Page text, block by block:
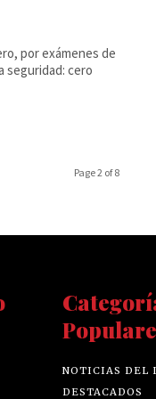
por exámenes de
seguridad: cero
Page 2 of 8
NOTICIAS DEL
DESTACADOS